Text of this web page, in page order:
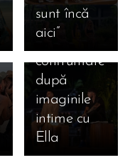
sunt încă
aici” 🔥
exploziv:
Andrei vs.
Teo, prima
confruntare
după
imaginile
intime cu
Ella 🔥